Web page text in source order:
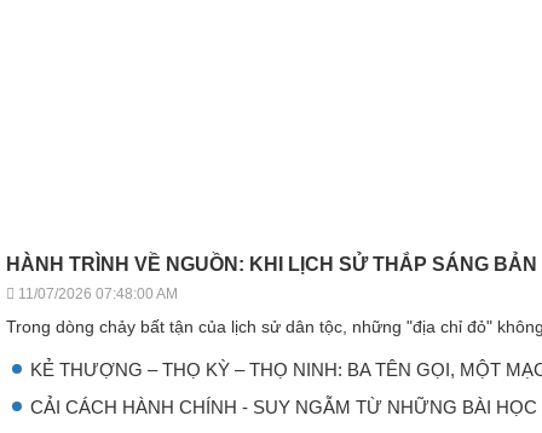
HÀNH TRÌNH VỀ NGUỒN: KHI LỊCH SỬ THẮP SÁNG
11/07/2026 07:48:00 AM
Trong dòng chảy bất tận của lịch sử dân tộc, những "địa chỉ đỏ"
KẺ THƯỢNG – THỌ KỲ – THỌ NINH: BA TÊN GỌI, MỘT
CẢI CÁCH HÀNH CHÍNH - SUY NGẪM TỪ NHỮNG BÀI HỌC